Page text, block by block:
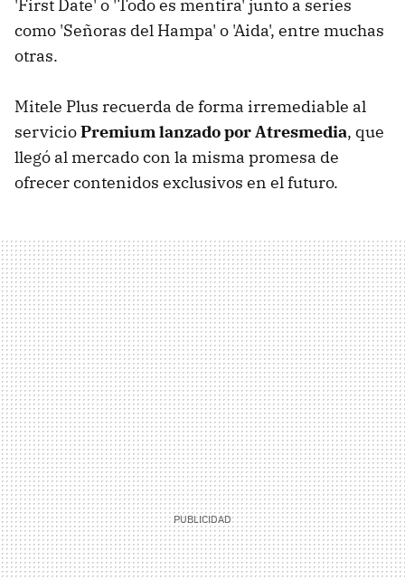
'First Date' o 'Todo es mentira' junto a series
como 'Señoras del Hampa' o 'Aida', entre muchas
otras.
Mitele Plus recuerda de forma irremediable al
servicioPremium lanzado por Atresmedia, que
llegó al mercado con la misma promesa de
ofrecer contenidos exclusivos en el futuro.